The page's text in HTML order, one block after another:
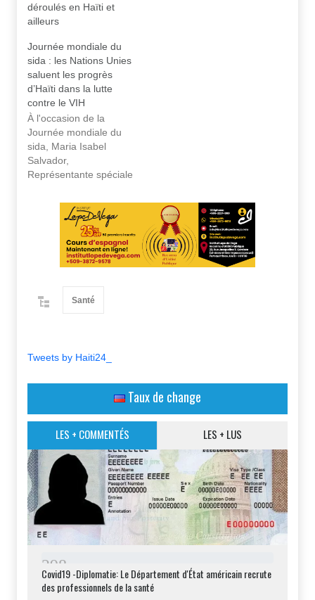
déroulés en Haïti et
ailleurs
Journée mondiale du
sida : les Nations Unies
saluent les progrès
d’Haïti dans la lutte
contre le VIH
À l'occasion de la
Journée mondiale du
sida, Maria Isabel
Salvador,
Représentante spéciale
de l’ONU et Cheffe du
Bureau Intégré des
Nations Unies en Haïti
(BINUH), a salué les
avancées significatives
les nombreux défis
Santé
Tweets by Haiti24_
Taux de change
LES + COMMENTÉS LES + LUS
298
Covid19 -Diplomatie: Le Département d'État américain recrute
des professionnels de la santé